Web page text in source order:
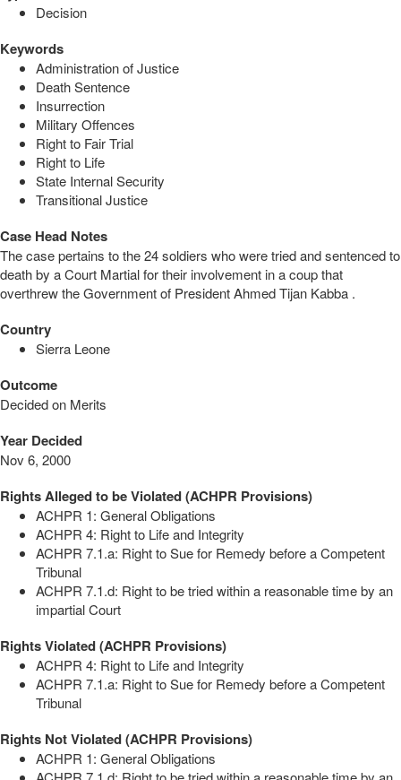
Decision
Keywords
Administration of Justice
Death Sentence
Insurrection
Military Offences
Right to Fair Trial
Right to Life
State Internal Security
Transitional Justice
Case Head Notes
The case pertains to the 24 soldiers who were tried and sentenced to
death by a Court Martial for their involvement in a coup that
overthrew the Government of President Ahmed Tijan Kabba .
Country
Sierra Leone
Outcome
Decided on Merits
Year Decided
Nov 6, 2000
Rights Alleged to be Violated (ACHPR Provisions)
ACHPR 1: General Obligations
ACHPR 4: Right to Life and Integrity
ACHPR 7.1.a: Right to Sue for Remedy before a Competent
Tribunal
ACHPR 7.1.d: Right to be tried within a reasonable time by an
impartial Court
Rights Violated (ACHPR Provisions)
ACHPR 4: Right to Life and Integrity
ACHPR 7.1.a: Right to Sue for Remedy before a Competent
Tribunal
Rights Not Violated (ACHPR Provisions)
ACHPR 1: General Obligations